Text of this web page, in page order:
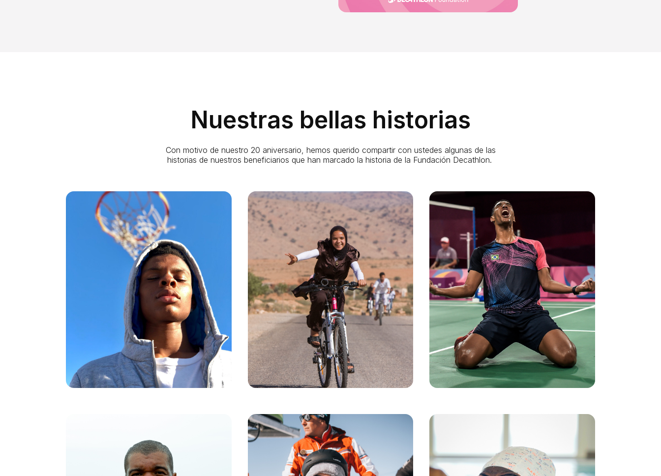
Nuestras bellas historias
Con motivo de nuestro 20 aniversario, hemos querido compartir con ustedes algunas de las
historias de nuestros beneficiarios que han marcado la historia de la Fundación Decathlon.
Un globo para la inclusión en Italia
Destiny, de Nigeria, sueña con jugar al
baloncesto. Durante mucho tiempo se entrenó
sin tener nunca la oportunidad de jugar un
partido oficial. Aunque nació en Italia, aquí se le
considera un extranjero.
Massimo Antonelli, antiguo jugador reconvertido
en entrenador, se negó a dejar a estos jóvenes
en la cuneta y fundó Tam Tam Basketball. Gracias
a la determinación del club, Destiny pudo por fin
ponerse la camiseta y saltar a la cancha. Destiny
tiene ahora 21 años y obtuvo la nacionalidad
italiana al cumplir los 18.
Gracias a este proyecto, más de 1.800 jóvenes
han tenido la oportunidad de encontrar su lugar,
construirse y desarrollar su potencial.
"La Fundación Decathlon fue la primera en creer
en nosotros. Nos dio una casa para crecer, vivir
y jugar". - Massimo Antonelli
Un vélo pour elles: la bicicleta
hacia el futuro en Marruecos
Hoy, Loubna es profesora de francés en Tiznit, su
ciudad natal en el sur de Marruecos. Licenciada y
apasionada del francés, transmite a los demás lo que ha
aprendido.
En esta foto, tiene 15 años y, para ir a la escuela, tiene
que caminar casi 2 horas todos los días. Muchas niñas
de su pueblo abandonan la escuela.
Pero en 2006, Loubna fue una de las 200 niñas que
recibieron una bicicleta gracias al programa
Una bici
para ellas
de la asociación Juste pour Eux y la
Fundación Decathlon. Más que un objeto, la bicicleta le
abrió las puertas de la escuela, de la libertad y de un
futuro. Loubna puede continuar sus estudios, y la tasa
de éxito en el bachillerato de las chicas que han recibido
una bicicleta es 3 veces superior a la media nacional.
El impacto de esta iniciativa fue tal que el Ministerio de
Educación marroquí decidió, a su vez, distribuir 1,5
millones de bicicletas entre los niños de las zonas
rurales del país.
Una bicicleta puede cambiarte la vida.
Miratus: de la favela a los
Juegos Olímpicos de Brasil
Ygor creció en la favela Chacrinha de Río, un barrio
marcado por la violencia y la falta de perspectivas de
futuro.
Fue en el tejado de su casa donde descubrió el
bádminton, gracias a su padre Sebastiao. A Sebastiao
no tardó en ocurrírsele la idea de crear una academia de
bádminton en el corazón de la favela, para dar a los
jóvenes de la zona la oportunidad de soñar más lejos. En
2007 comenzó la aventura de Miratus, con el apoyo de
la Fundación Decathlon.
Diez años más tarde, Ygor se convirtió en el primer
brasileño de la historia en participar en los Juegos
Olímpicos de bádminton, en su propio país, en Río.
Miratus no es sólo deporte. Es un impulso para la
esperanza, un trampolín hacia un futuro más justo
para los jóvenes de las favelas. Desde entonces, más de
500 jóvenes han encontrado un lugar donde superarse,
construirse y creer en sí mismos.
inclusión socioprofesional en
Desde 2022, los equipos de Decathlon
Handiskiing: la montaña como
fuente de libertad en Francia
Béatrice Hess ha hecho de su vida una lucha. Nacida
Saidou salió solo de Guinea. Como muchos
otros jóvenes que llegan a Francia por mar,
guarda vivos recuerdos de una travesía